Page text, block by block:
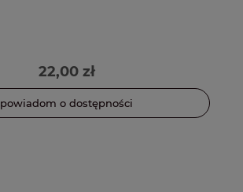
22,00 zł
powiadom o dostępności